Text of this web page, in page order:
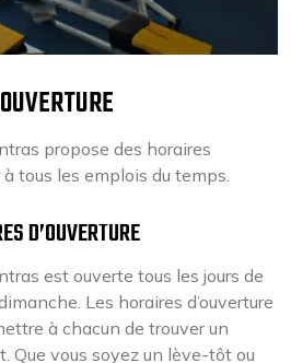
propose des horaires
tous les emplois du temps.
D’OUVERTURE
est ouverte tous les jours de
Les horaires d’ouverture
à chacun de trouver un
Que vous soyez un lève-tôt ou